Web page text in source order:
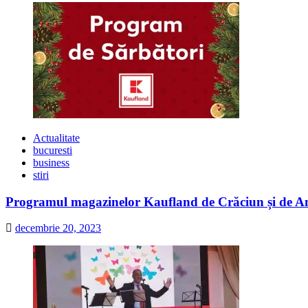
Actualitate
bucuresti
business
stiri
Programul magazinelor Kaufland de Crăciun și de
decembrie 20, 2023